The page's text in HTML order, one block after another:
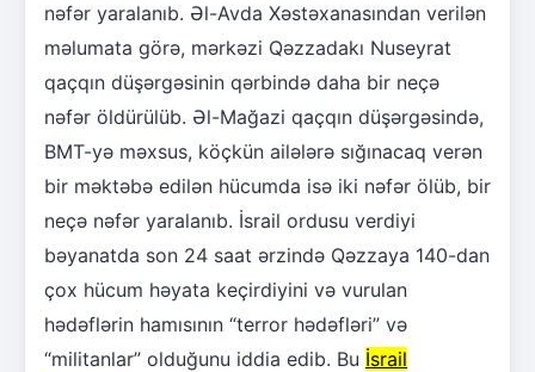
nəfər yaralanıb. Əl-Avda Xəstəxanasından verilən
məlumata görə, mərkəzi Qəzzadakı Nuseyrat
qaçqın düşərgəsinin qərbində daha bir neçə
nəfər öldürülüb. Əl-Mağazi qaçqın düşərgəsində,
BMT-yə məxsus, köçkün ailələrə sığınacaq verən
bir məktəbə edilən hücumda isə iki nəfər ölüb, bir
neçə nəfər yaralanıb. İsrail ordusu verdiyi
bəyanatda son 24 saat ərzində Qəzzaya 140-dan
çox hücum həyata keçirdiyini və vurulan
hədəflərin hamısının “terror hədəfləri” və
“militanlar” olduğunu iddia edib. Bu İsrail